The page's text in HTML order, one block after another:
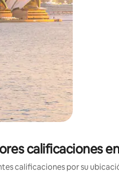
calificaciones
calificaciones por su